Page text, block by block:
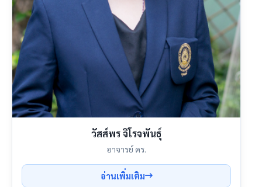
วัสส์พร จิโรจพันธุ์
อาจารย์ ดร.
อ่านเพิ่มเติม